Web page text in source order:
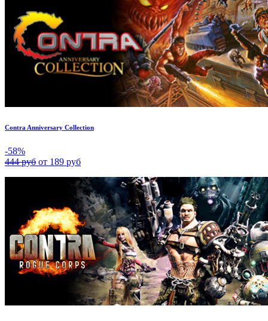
Contra Anniversary Collection
-58%
444 руб от 189 руб